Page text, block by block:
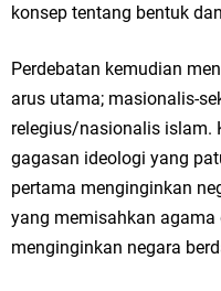
konsep tentang bentuk
Perdebatan kemudian
arus utama; masionalis-
relegius/nasionalis islam.
gagasan ideologi yang
pertama menginginkan
yang memisahkan agama
menginginkan negara